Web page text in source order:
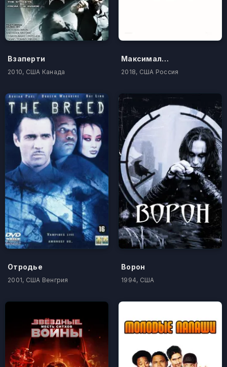
Взаперти
2010, США Канада
Максимальный удар
2018, США Россия
Отродье
2001, США Венгрия
Ворон
1994, США